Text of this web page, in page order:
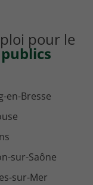
pour le
en-Bresse
sur-Saône
sur-Mer